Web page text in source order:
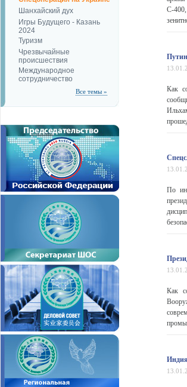
Шанхайский дух
Игры Будущего - Казань
2024
Туризм
Чрезвычайные
происшествия
Международное
сотрудничество
Все темы »
С-400,
Как
По
Как